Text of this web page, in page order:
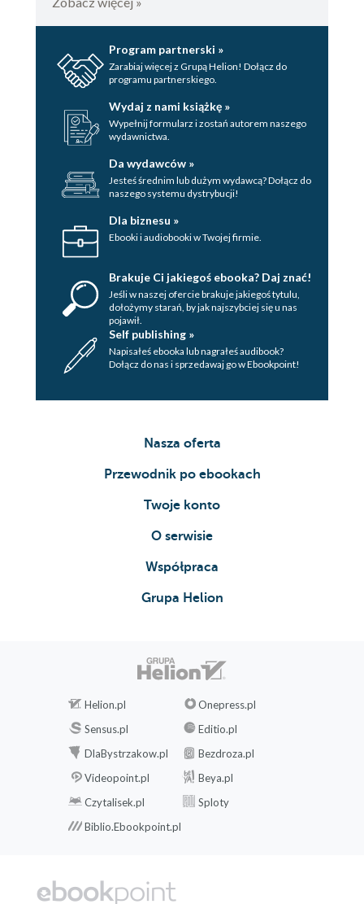
Program partnerski »
Zarabiaj więcej z Grupą Helion! Dołącz do
programu partnerskiego.
Wydaj z nami książkę »
Wypełnij formularz i zostań autorem naszego
wydawnictwa.
Da wydawców »
Jesteś średnim lub dużym wydawcą? Dołącz do
naszego systemu dystrybucji!
Dla biznesu »
Ebooki i audiobooki w Twojej firmie.
Brakuje Ci jakiegoś ebooka? Daj znać!
Jeśli w naszej ofercie brakuje jakiegoś tytulu,
dołożymy starań, by jak najszybciej się u nas
pojawił.
Self publishing »
Napisałeś ebooka lub nagrałeś audibook?
Dołącz do nas i sprzedawaj go w Ebookpoint!
Nasza oferta
Przewodnik po ebookach
Twoje konto
O serwisie
Współpraca
Grupa Helion
Helion.pl
Onepress.pl
Sensus.pl
Editio.pl
DlaBystrzakow.pl
Bezdroza.pl
Videopoint.pl
Beya.pl
Czytalisek.pl
Sploty
Biblio.Ebookpoint.pl